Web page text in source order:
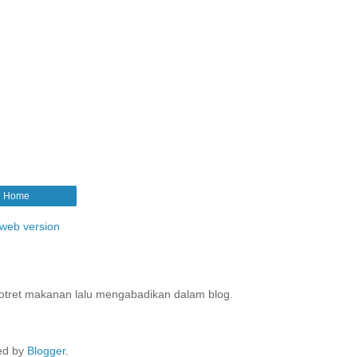
Home
version
makanan lalu mengabadikan dalam blog.
by Blogger.